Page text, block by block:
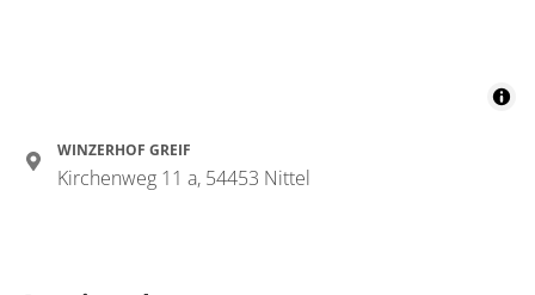
WINZERHOF GREIF
Kirchenweg 11 a, 54453 Nittel